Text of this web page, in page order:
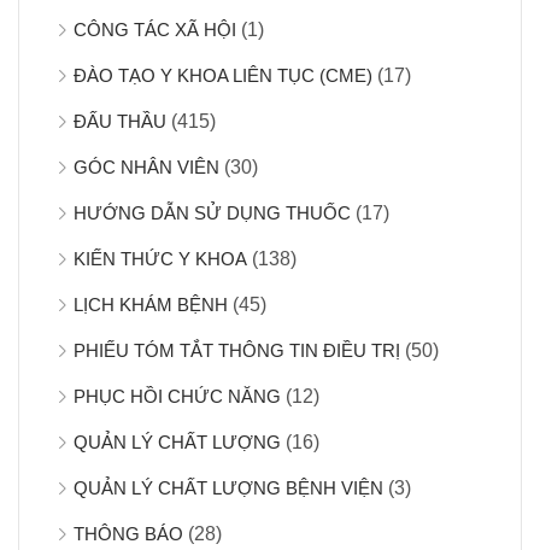
CÔNG TÁC XÃ HỘI (1)
ĐÀO TẠO Y KHOA LIÊN TỤC (CME) (17)
ĐẤU THẦU (415)
GÓC NHÂN VIÊN (30)
HƯỚNG DẪN SỬ DỤNG THUỐC (17)
KIẾN THỨC Y KHOA (138)
LỊCH KHÁM BỆNH (45)
PHIẾU TÓM TẮT THÔNG TIN ĐIỀU TRỊ (50)
PHỤC HỒI CHỨC NĂNG (12)
QUẢN LÝ CHẤT LƯỢNG (16)
QUẢN LÝ CHẤT LƯỢNG BỆNH VIỆN (3)
THÔNG BÁO (28)